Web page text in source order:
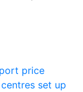
price
set up